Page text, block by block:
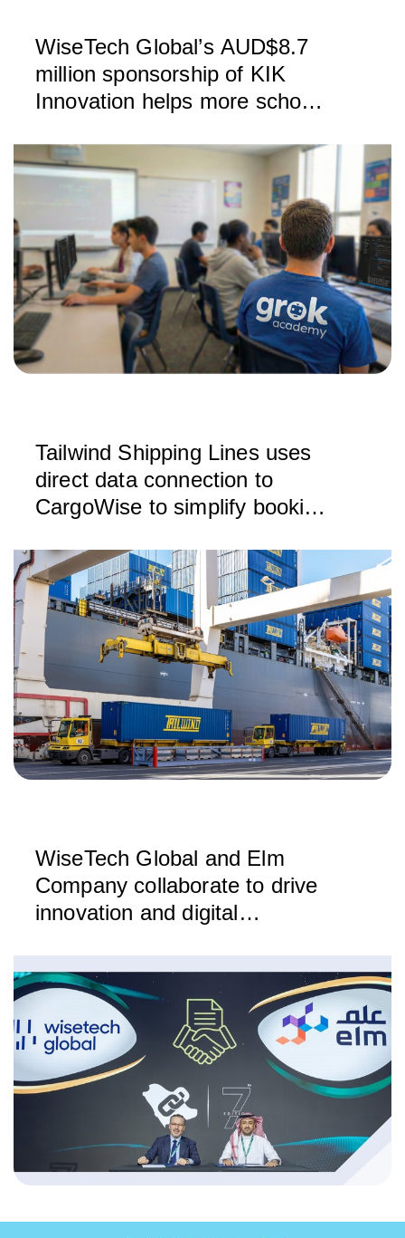
WiseTech Global’s AUD$8.7
million sponsorship of KIK
Innovation helps more school
Grok Academy
Tailwind Shipping Lines uses
direct data connection to
CargoWise to simplify booking
shipments
WiseTech Global and Elm
Company collaborate to drive
innovation and digital
sector in Saudi Arabia